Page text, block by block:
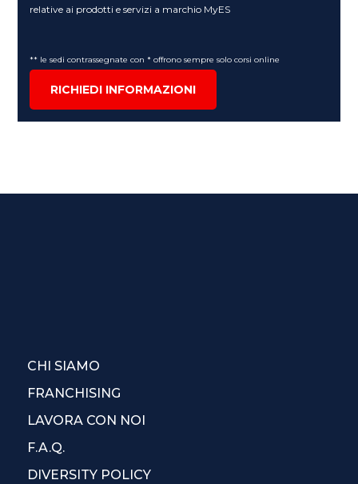
relative ai prodotti e servizi a marchio MyES
** le sedi contrassegnate con * offrono sempre solo corsi online
RICHIEDI INFORMAZIONI
CHI SIAMO
FRANCHISING
LAVORA CON NOI
F.A.Q.
DIVERSITY POLICY